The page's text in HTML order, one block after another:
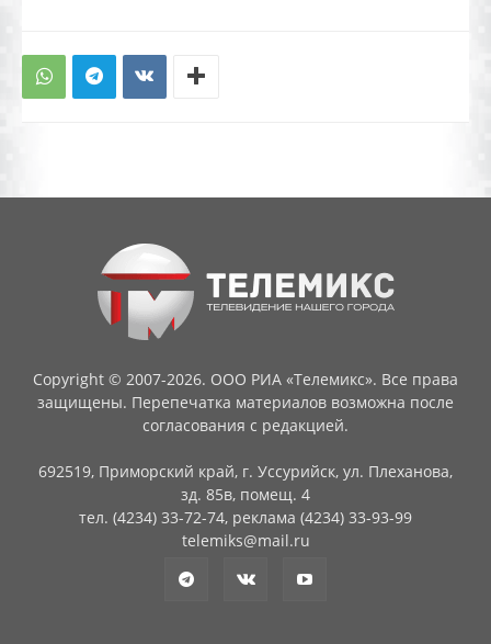
Copyright © 2007-2026. ООО РИА «Телемикс». Все права
защищены. Перепечатка материалов возможна после
согласования с редакцией.
692519, Приморский край, г. Уссурийск, ул. Плеханова,
зд. 85в, помещ. 4
тел. (4234) 33-72-74, реклама (4234) 33-93-99
telemiks@mail.ru